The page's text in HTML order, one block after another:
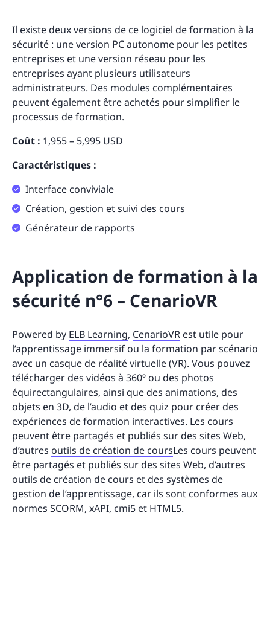
Il existe deux versions de ce logiciel de formation à la
sécurité : une version PC autonome pour les petites
entreprises et une version réseau pour les
entreprises ayant plusieurs utilisateurs
administrateurs. Des modules complémentaires
peuvent également être achetés pour simplifier le
processus de formation.
Coût : 1,955 – 5,995 USD
Caractéristiques :
Interface conviviale
Création, gestion et suivi des cours
Générateur de rapports
Application de formation à la
sécurité n°6 – CenarioVR
Powered by ELB Learning, CenarioVR est utile pour
l’apprentissage immersif ou la formation par scénario
avec un casque de réalité virtuelle (VR). Vous pouvez
télécharger des vidéos à 360º ou des photos
équirectangulaires, ainsi que des animations, des
objets en 3D, de l’audio et des quiz pour créer des
expériences de formation interactives. Les cours
peuvent être partagés et publiés sur des sites Web,
d’autres outils de création de coursLes cours peuvent
être partagés et publiés sur des sites Web, d’autres
outils de création de cours et des systèmes de
gestion de l’apprentissage, car ils sont conformes aux
normes SCORM, xAPI, cmi5 et HTML5.